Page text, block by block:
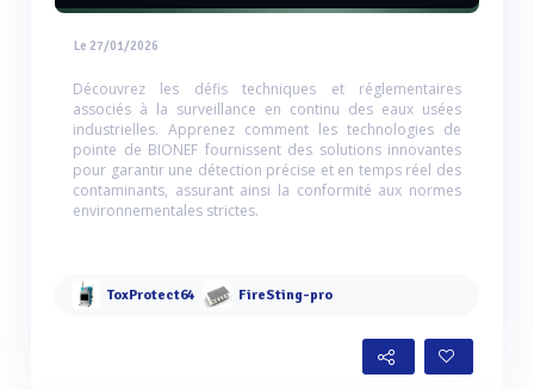
Le 27/01/2026
Découvrez les défis techniques et réglementaires
associés à la surveillance en continu des eaux usées
industrielles. Apprenez comment les technologies de
pointe de BIONEF fournissent des solutions innovantes
pour garantir une détection précise et en temps réel des
contaminants, assurant ainsi la conformité aux normes
environnementales strictes.
ToxProtect64 FireSting-pro